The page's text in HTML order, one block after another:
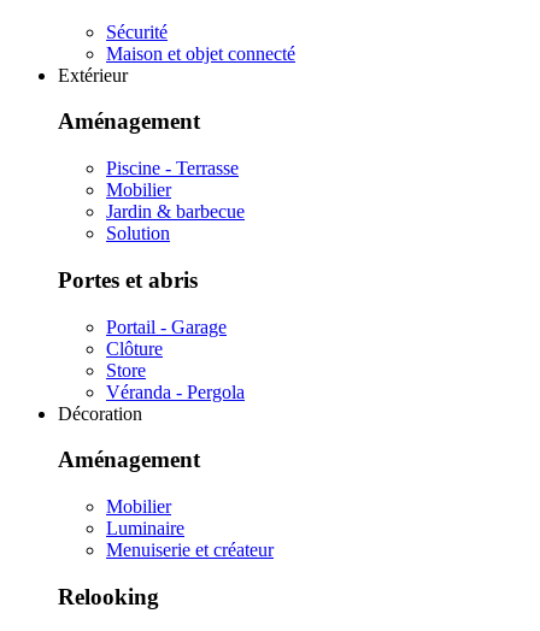
Sécurité
Maison et objet connecté
Extérieur
Aménagement
Piscine - Terrasse
Mobilier
Jardin & barbecue
Solution
Portes et abris
Portail - Garage
Clôture
Store
Véranda - Pergola
Décoration
Aménagement
Mobilier
Luminaire
Menuiserie et créateur
Relooking